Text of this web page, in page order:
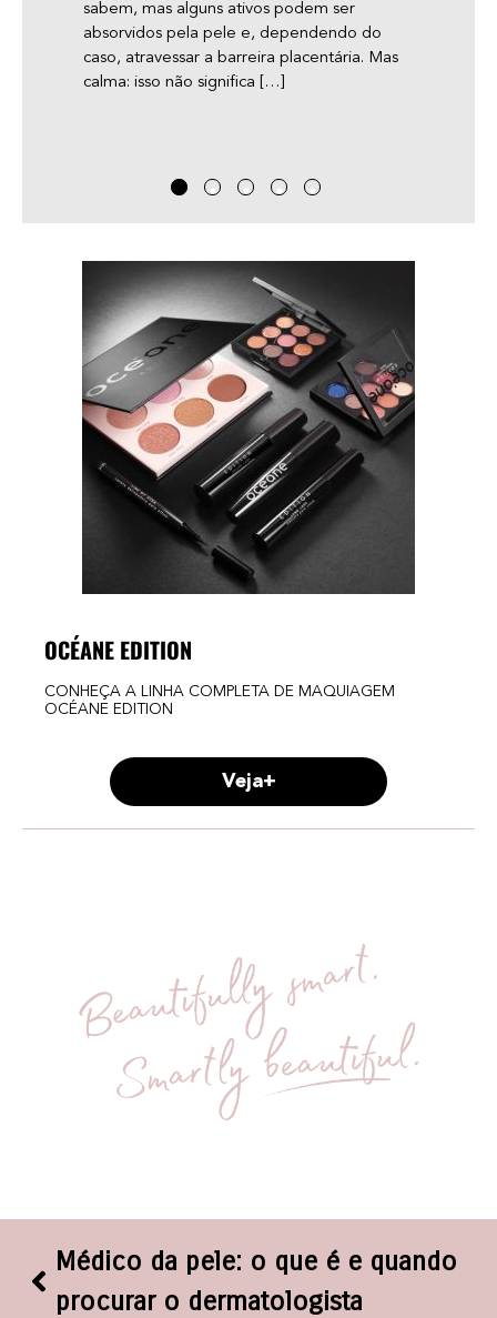
sabem, mas alguns ativos podem ser
absorvidos pela pele e, dependendo do
caso, atravessar a barreira placentária. Mas
calma: isso não significa […]
OCÉANE EDITION
CONHEÇA A LINHA COMPLETA DE MAQUIAGEM
OCÉANE EDITION
Veja+
Médico da pele: o que é e quando
procurar o dermatologista